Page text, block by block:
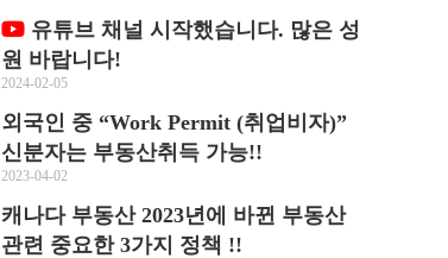
유튜브 채널 시작했습니다. 많은 성
원 바랍니다!
2024-02-05
외국인 중 “Work Permit (취업비자)”
신분자는 부동산취득 가능!!
2023-04-02
캐나다 부동산 2023년에 바뀐 부동산
관련 중요한 3가지 정책 !!